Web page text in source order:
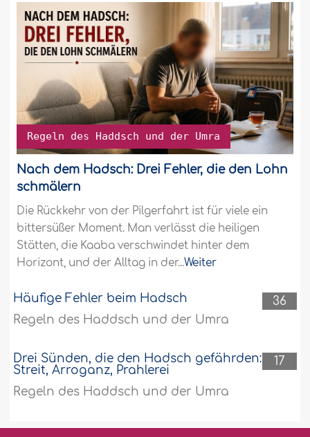
Regeln des Haddsch und der Umra
Nach dem Hadsch: Drei Fehler, die den Lohn
schmälern
Die Rückkehr von der Pilgerfahrt ist für viele ein
bittersüßer Moment. Man verlässt die heiligen
Stätten, die Kaaba verschwindet hinter dem
Horizont, und der Alltag in der...Weiter
36
Häufige Fehler beim Hadsch
Regeln des Haddsch und der Umra
17
Drei Sünden, die den Hadsch gefährden:
Streit, Arroganz, Prahlerei
Regeln des Haddsch und der Umra